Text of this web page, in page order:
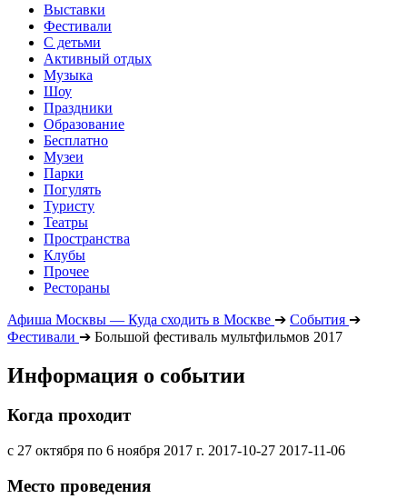
Выставки
Фестивали
С детьми
Активный отдых
Музыка
Шоу
Праздники
Образование
Бесплатно
Музеи
Парки
Погулять
Туристу
Театры
Пространства
Клубы
Прочее
Рестораны
Афиша Москвы — Куда сходить в Москве ➔ События ➔
Фестивали ➔ Большой фестиваль мультфильмов 2017
Информация о событии
Когда проходит
с 27 октября по 6 ноября 2017 г. 2017-10-27 2017-11-06
Место проведения